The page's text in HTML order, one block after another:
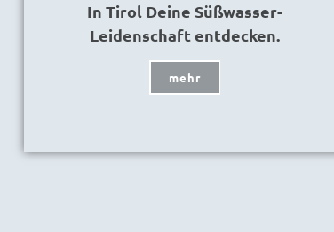
In Tirol Deine Süßwasser-
Leidenschaft entdecken.
mehr